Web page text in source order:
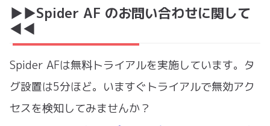
▶︎▶︎Spider AF のお問い合わせに関して
◀︎◀︎
Spider AFは無料トライアルを実施しています。タ
グ設置は5分ほど。いますぐトライアルで無効アク
セスを検知してみませんか？